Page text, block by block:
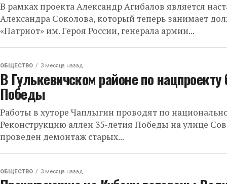
В рамках проекта Александр Агибалов является
Александра Соколова, который теперь занимает
«Патриот» им. Героя России, генерала армии...
ОБЩЕСТВО 3 месяца назад
В Гулькевичском районе по
Победы
Работы в хуторе Чаплыгин проводят по
Реконструкцию аллеи 35-летия Победы на улице
проведен демонтаж старых...
ОБЩЕСТВО 3 месяца назад